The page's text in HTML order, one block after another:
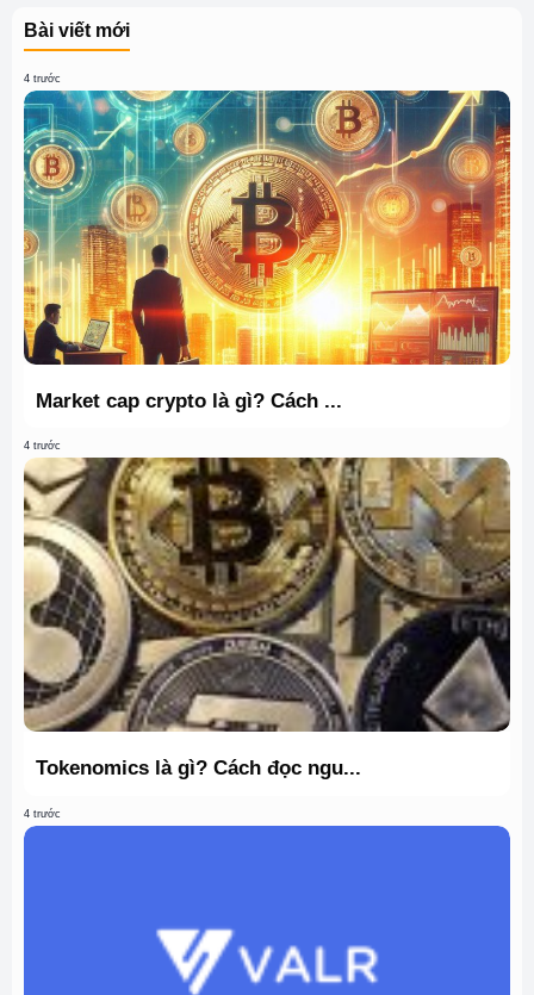
Bài viết mới
4 trước
Market cap crypto là gì? Cách ...
4 trước
Tokenomics là gì? Cách đọc ngu...
4 trước